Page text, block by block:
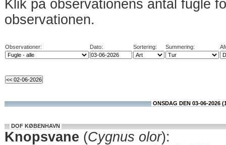
Klik på observationens antal fugle
observationen.
Observationer: Dato: Sortering: Summering:
ONSDAG DEN 03-06-2026 (
DOF KØBENHAVN
Knopsvane (Cygnus olor):